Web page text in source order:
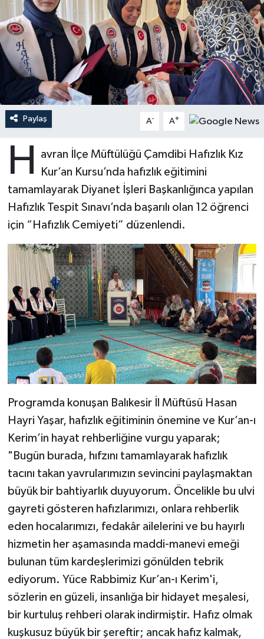
Paylaş A- A+
H
avran İlçe Müftülüğü Çamdibi Hafızlık Kız
Kur’an Kursu’nda hafızlık eğitimini
tamamlayarak Diyanet İşleri Başkanlığınca yapılan
Hafızlık Tespit Sınavı’nda başarılı olan 12 öğrenci
için “Hafızlık Cemiyeti” düzenlendi.
Programda konuşan Balıkesir İl Müftüsü Hasan
Hayri Yaşar, hafızlık eğitiminin önemine ve Kur’an-ı
Kerim’in hayat rehberliğine vurgu yaparak;
"Bugün burada, hıfzını tamamlayarak hafızlık
tacını takan yavrularımızın sevincini paylaşmaktan
büyük bir bahtiyarlık duyuyorum. Öncelikle bu ulvi
gayreti gösteren hafızlarımızı, onlara rehberlik
eden hocalarımızı, fedakâr ailelerini ve bu hayırlı
hizmetin her aşamasında maddi-manevi emeği
bulunan tüm kardeşlerimizi gönülden tebrik
ediyorum. Yüce Rabbimiz Kur’an-ı Kerim'i,
sözlerin en güzeli, insanlığa bir hidayet meşalesi,
bir kurtuluş rehberi olarak indirmiştir. Hafız olmak
kuşkusuz büyük bir şereftir; ancak hafız kalmak,
Ardahan Müftülüğü
Artvin Müftülüğü
Aydın Müftülüğü
Balıkesir Müftülüğü
Batman Müftülüğü
Bayburt Müftülüğü
Bilecik Müftülüğü
Bingöl Müftülüğü
Bitlis Müftülüğü
Bolu Müftülüğü
Burdur Müftülüğü
Bursa Müftülüğü
Çanakkale Müftülüğü
Çankırı Müftülüğü
Çorum Müftülüğü
Diyarbakır Müftülüğü
Düzce Müftülüğü
Edirne Müftülüğü
Elazığ Müftülüğü
Kudüs
Kurban
Mukabele
Peygamberimizin Hayatı
Sahabeler
Zekat
Hutbeler
DİYANET AKADEMİ
DİYANET GENÇLİK
DİYANET RADYO/TV
Dünya
Eğitim
Kültür-Sanat
Aile
Sağlık
Makaleler
Ekonomi
Duyurular
Bilim, Teknoloji
Biyografiler
İhtida Haberleri
YAŞAM